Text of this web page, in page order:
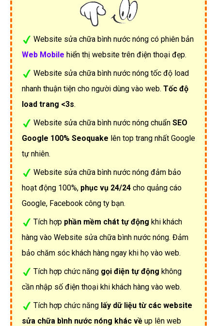
Website sửa chữa bình nước nóng có phiên bản
Web Mobile hiển thị website trên điện thoại đẹp.
Website sửa chữa bình nước nóng tốc độ load
nhanh thuận tiện cho người dùng vào web. Tốc độ
load trang <3s.
Website sửa chữa bình nước nóng chuẩn SEO
Google 100% Seoquake lên top trang nhất Google
tự nhiên.
Website sửa chữa bình nước nóng đảm bảo
hoạt động 100%, phục vụ 24/24 cho quảng cáo
Google, Facebook công ty bạn.
Tích hợp phần mềm chát tự động khi khách
hàng vào Website sửa chữa bình nước nóng. Đảm
bảo chăm sóc khách hàng ngay khi họ vào web.
Tích hợp chức năng gọi điện tự động không
cần nhập số điện thoại khi khách hàng vào web.
Tích hợp chức năng lấy dữ liệu từ các website
sửa chữa bình nước nóng khác về up lên web